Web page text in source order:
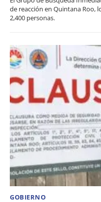
de reacción en Quintana Roo,
2,400 personas.
GOBIERNO